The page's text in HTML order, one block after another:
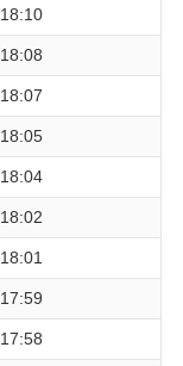
18:10
18:08
18:07
18:05
18:04
18:02
18:01
17:59
17:58